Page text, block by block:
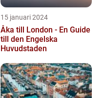
15 januari 2024
Åka till London - En Guide
till den Engelska
Huvudstaden